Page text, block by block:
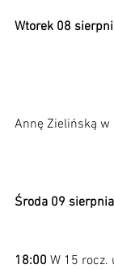
Wtorek 08
Annę Zielińską
Środa
18:00 W 15 rocz.